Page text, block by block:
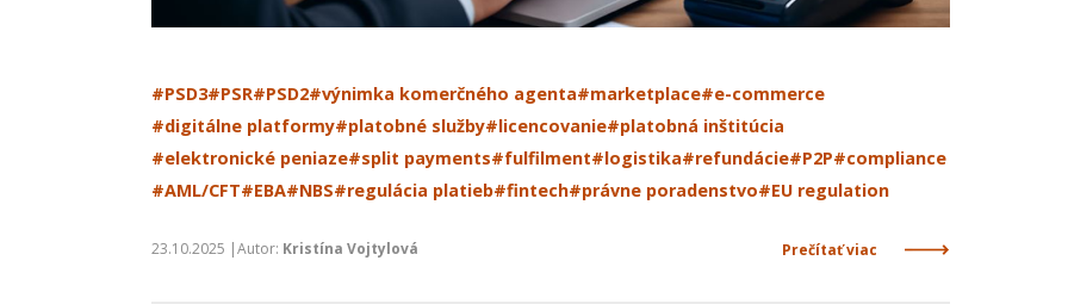
#PSD3#PSR#PSD2#výnimka komerčného agenta#marketplace#e-commerce
#digitálne platformy#platobné služby#licencovanie#platobná inštitúcia
#elektronické peniaze#split payments#fulfilment#logistika#refundácie#P2P#compliance
#AML/CFT#EBA#NBS#regulácia platieb#fintech#právne poradenstvo#EU regulation
23.10.2025 |Autor: Kristína Vojtylová Prečítať viac